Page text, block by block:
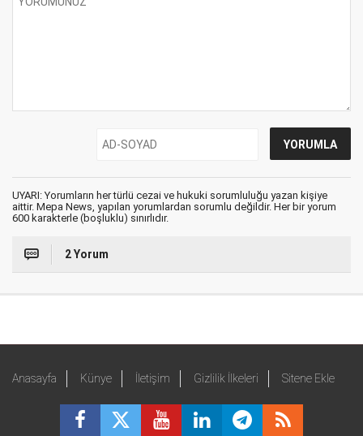
UYARI: Yorumların her türlü cezai ve hukuki sorumluluğu yazan kişiye
aittir. Mepa News, yapılan yorumlardan sorumlu değildir. Her bir yorum
600 karakterle (boşluklu) sınırlıdır.
2 Yorum
Anasayfa Künye İletişim Gizlilik İlkeleri Sitene Ekle